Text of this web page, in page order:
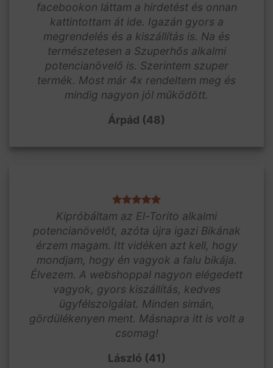
facebookon láttam a hirdetést és onnan
kattintottam át ide. Igazán gyors a
megrendelés és a kiszállítás is. Na és
természetesen a Szuperhős alkalmi
potencianövelő is. Szerintem szuper
termék. Most már 4x rendeltem meg és
mindig nagyon jól működött.
Árpád (48)
Kipróbáltam az El-Torito alkalmi
potencianövelőt, azóta újra igazi Bikának
érzem magam. Itt vidéken azt kell, hogy
mondjam, hogy én vagyok a falu bikája.
Élvezem. A webshoppal nagyon elégedett
vagyok, gyors kiszállítás, kedves
ügyfélszolgálat. Minden simán,
gördülékenyen ment. Másnapra itt is volt a
csomag!
László (41)